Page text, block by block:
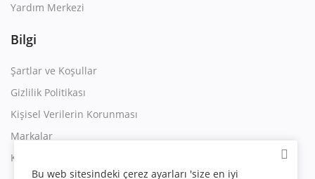
Yardım Merkezi
Bilgi
Şartlar ve Koşullar
Gizlilik Politikası
Kişisel Verilerin Korunması
Markalar
Kullanım Sözleşmesi
Bu web sitesindeki çerez ayarları 'size en iyi